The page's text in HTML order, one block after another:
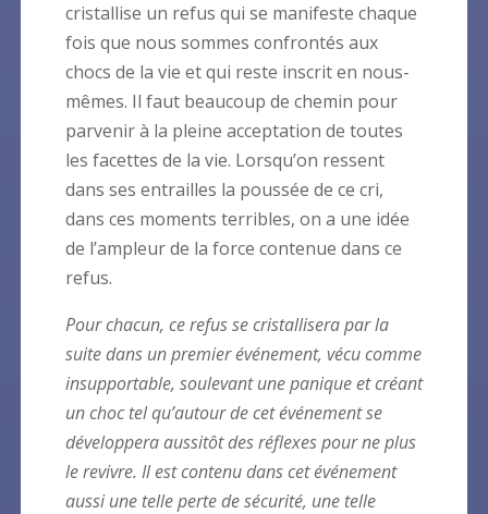
cristallise un refus qui se manifeste chaque
fois que nous sommes confrontés aux
chocs de la vie et qui reste inscrit en nous-
mêmes. Il faut beaucoup de chemin pour
parvenir à la pleine acceptation de toutes
les facettes de la vie. Lorsqu’on ressent
dans ses entrailles la poussée de ce cri,
dans ces moments terribles, on a une idée
de l’ampleur de la force contenue dans ce
refus.
Pour chacun, ce refus se cristallisera par la
suite dans un premier événement, vécu comme
insupportable, soulevant une panique et créant
un choc tel qu’autour de cet événement se
développera aussitôt des réflexes pour ne plus
le revivre. Il est contenu dans cet événement
aussi une telle perte de sécurité, une telle